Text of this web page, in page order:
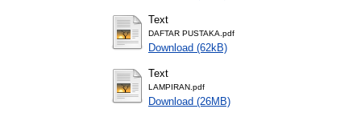
Text
DAFTAR PUSTAKA.pdf
Download (62kB)
Text
LAMPIRAN.pdf
Download (26MB)